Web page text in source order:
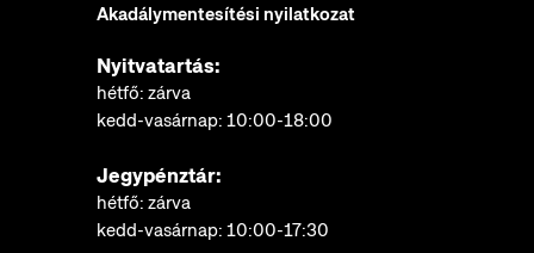
Akadálymentesítési nyilatkozat
Nyitvatartás:
hétfő: zárva
kedd-vasárnap: 10:00-18:00
Jegypénztár:
hétfő: zárva
kedd-vasárnap: 10:00-17:30